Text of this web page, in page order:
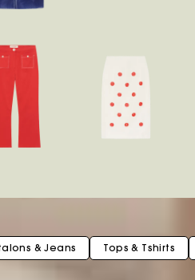
& Jeans
Tops & Tshirts
meilleure façon d'offrir le